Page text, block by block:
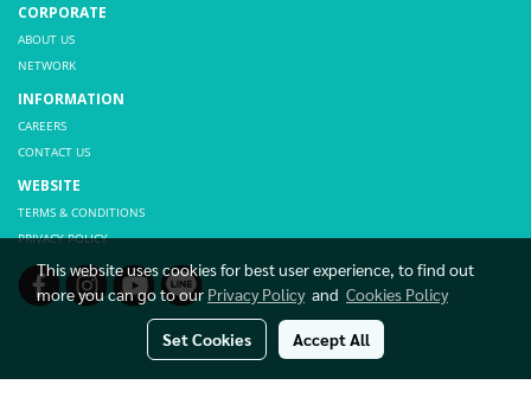
CORPORATE
ABOUT US
NETWORK
INFORMATION
CAREERS
CONTACT US
WEBSITE
TERMS & CONDITIONS
PRIVACY POLICY
This website uses cookies for best user experience, to find out
more you can go to our Privacy Policyand Cookies Policy
Set Cookies Accept All